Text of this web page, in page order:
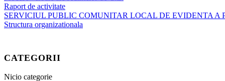
Raport de activitate
SERVICIUL PUBLIC COMUNITAR LOCAL DE EVIDENTA A
Structura organizationala
CATEGORII
Nicio categorie